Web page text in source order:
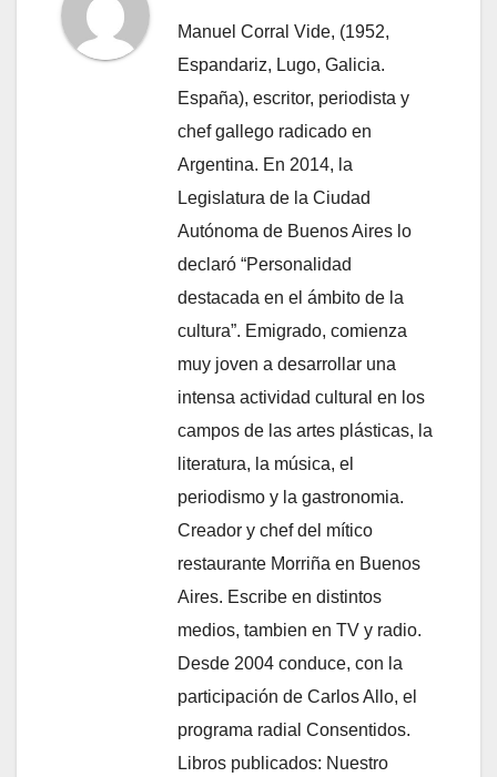
Manuel Corral Vide, (1952,
Espandariz, Lugo, Galicia.
España), escritor, periodista y
chef gallego radicado en
Argentina. En 2014, la
Legislatura de la Ciudad
Autónoma de Buenos Aires lo
declaró “Personalidad
destacada en el ámbito de la
cultura”. Emigrado, comienza
muy joven a desarrollar una
intensa actividad cultural en los
campos de las artes plásticas, la
literatura, la música, el
periodismo y la gastronomia.
Creador y chef del mítico
restaurante Morriña en Buenos
Aires. Escribe en distintos
medios, tambien en TV y radio.
Desde 2004 conduce, con la
participación de Carlos Allo, el
programa radial Consentidos.
Libros publicados: Nuestro